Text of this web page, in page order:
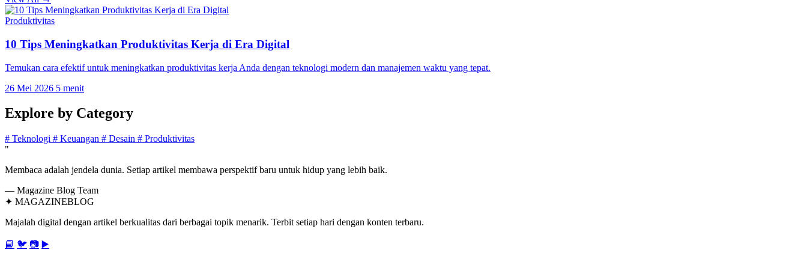
Produktivitas
10 Tips Meningkatkan Produktivitas Kerja di Era Digital
Temukan cara efektif untuk meningkatkan produktivitas kerja Anda dengan teknologi modern dan manajemen waktu yang tepat.
26 Mei 2026 5 menit
Explore by Category
# Teknologi # Keuangan # Desain # Produktivitas
"
Membaca adalah jendela dunia. Setiap artikel membawa perspektif baru untuk hidup yang lebih baik.
— Magazine Blog Team
✦ MAGAZINEBLOG
Majalah digital dengan artikel berkualitas dari berbagai topik menarik. Terbit setiap hari dengan konten terbaru.
📘 🐦 📷 ▶️